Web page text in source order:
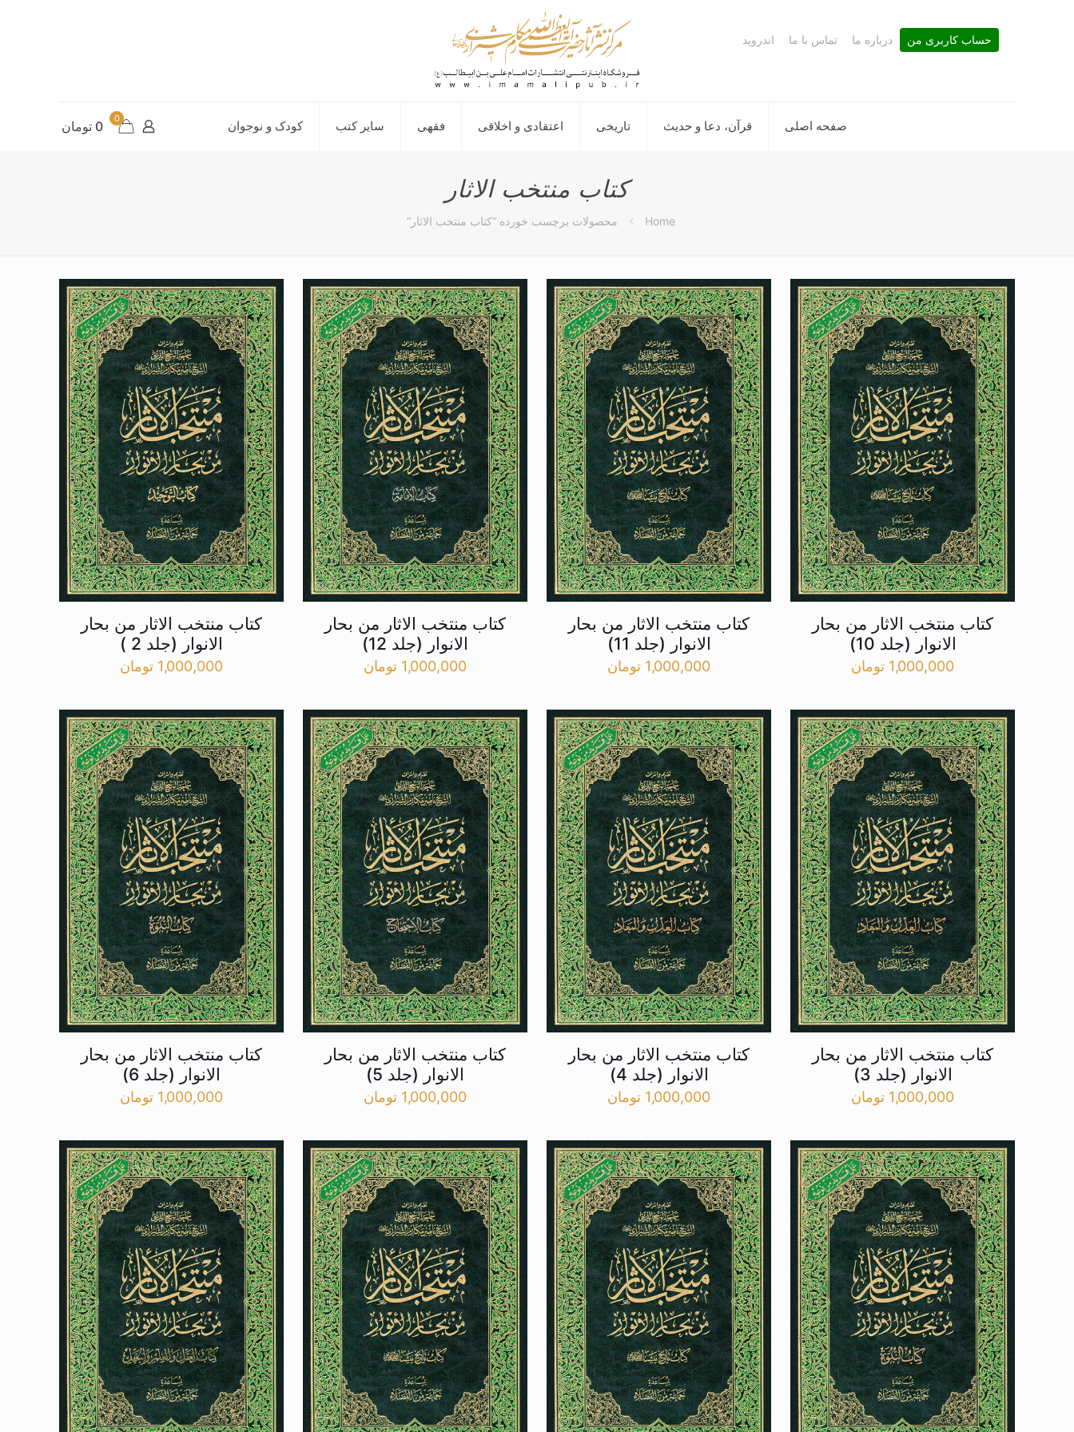
صفحه اصلی قرآن، دعا و حدیث تاریخی اعتقادی و اخلاقی فقهی سایر کتب کودک و نوجوان
حساب کاربری من درباره ما تماس با ما اندروید
0
0 تومان
کتاب منتخب الاثار
Home محصولات برچسب خورده “کتاب منتخب الاثار”
کتاب منتخب الاثار من بحار
الانوار (جلد 10)
1,000,000 تومان
کتاب منتخب الاثار من بحار
الانوار (جلد 11)
1,000,000 تومان
کتاب منتخب الاثار من بحار
الانوار (جلد 12)
1,000,000 تومان
کتاب منتخب الاثار من بحار
الانوار (جلد 2 )
1,000,000 تومان
کتاب منتخب الاثار من بحار
الانوار (جلد 3)
1,000,000 تومان
کتاب منتخب الاثار من بحار
الانوار (جلد 4)
1,000,000 تومان
کتاب منتخب الاثار من بحار
الانوار (جلد 5)
1,000,000 تومان
کتاب منتخب الاثار من بحار
الانوار (جلد 6)
1,000,000 تومان